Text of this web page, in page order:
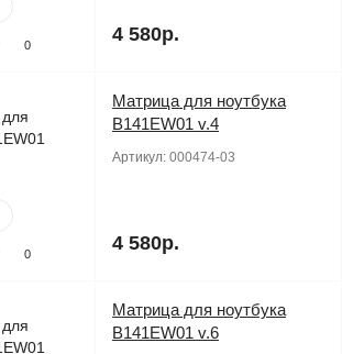
0 4 580р.
0
Матрица для ноутбука
B141EW01 v.4
Артикул: 000474-03
4 580р.
Матрица для ноутбука
B141EW01 v.6